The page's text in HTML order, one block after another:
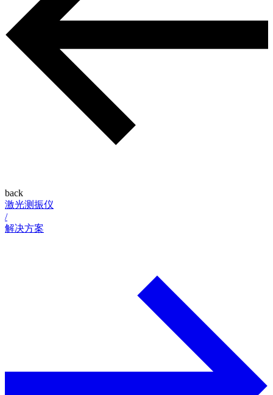
back
激光测振仪
/
解决方案